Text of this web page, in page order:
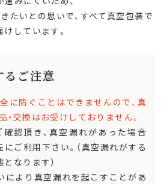
たいとの思いで、すべて真空包装で
けしています。
ご注意
に防ぐことはできませんので、真
交換はお受けしておりません。
認頂き、真空漏れがあった場合
ご利用下さい。（真空漏れがする
なります）
により真空漏れを起こすことがあ